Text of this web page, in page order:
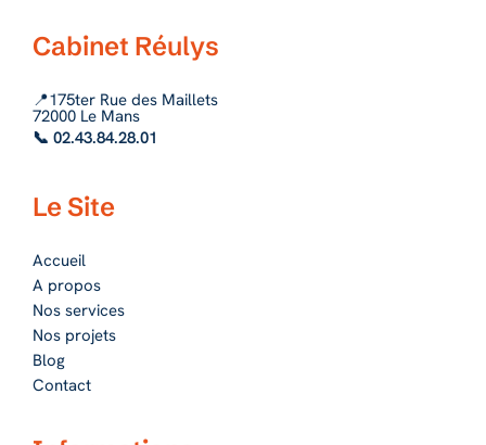
Cabinet Réulys
📍175ter Rue des Maillets
72000 Le Mans
📞 02.43.84.28.01
Le Site
Accueil
A propos
Nos services
Nos projets
Blog
Contact